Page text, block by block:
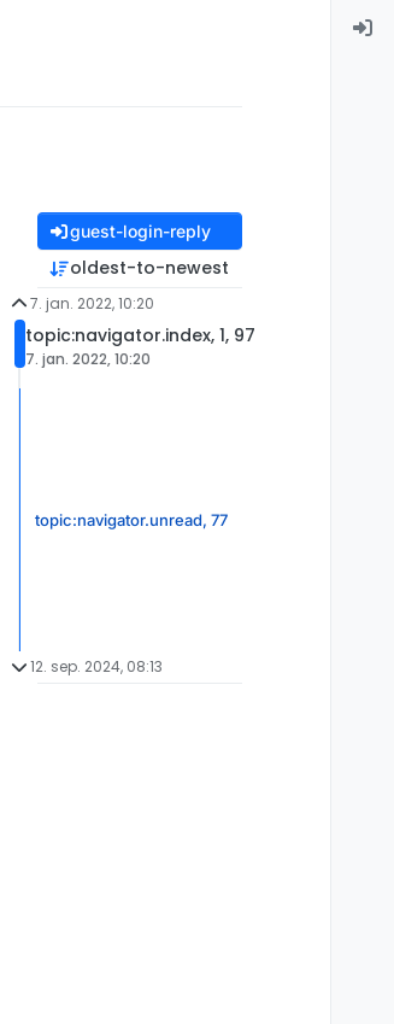
guest-login-reply
oldest-to-newest
7. jan. 2022, 10:20
topic:navigator.index, 1, 97
7. jan. 2022, 10:20
topic:navigator.unread, 77
12. sep. 2024, 08:13